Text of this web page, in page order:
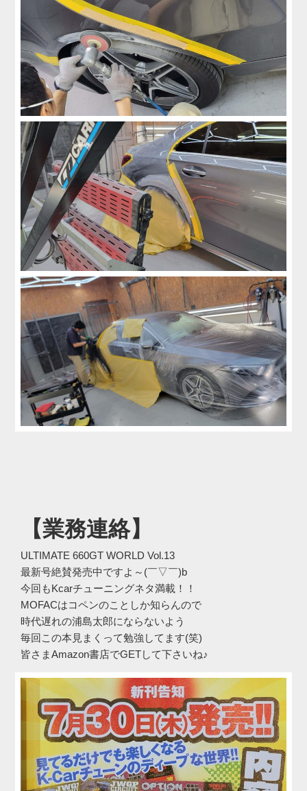
【業務連絡】
ULTIMATE 660GT WORLD Vol.13
最新号絶賛発売中ですよ～(￣▽￣)b
今回もKcarチューニングネタ満載！！
MOFACはコペンのことしか知らんので
時代遅れの浦島太郎にならないよう
毎回この本見まくって勉強してます(笑)
皆さまAmazon書店でGETして下さいね♪